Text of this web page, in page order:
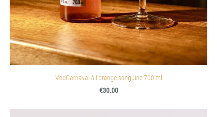
VodCarnaval à l'orange sanguine 700 ml
€30.00